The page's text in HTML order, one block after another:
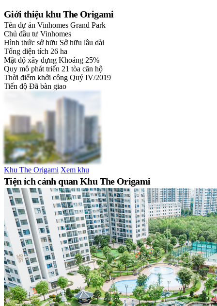
Giới thiệu khu The Origami
Tên dự án Vinhomes Grand Park
Chủ đầu tư Vinhomes
Hình thức sở hữu Sở hữu lâu dài
Tổng diện tích 26 ha
Mật độ xây dựng Khoảng 25%
Quy mô phát triển 21 tòa căn hộ
Thời điểm khởi công Quý IV/2019
Tiến độ Đã bàn giao
Khu The Origami Xem khu
Tiện ích cảnh quan Khu The Origami